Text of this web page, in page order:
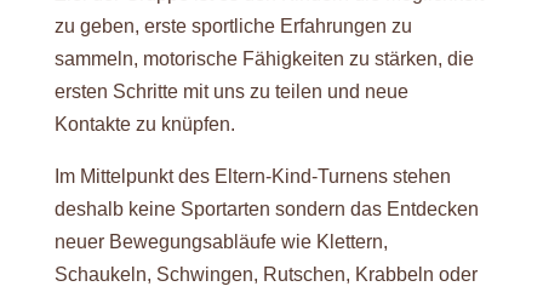
zu geben, erste sportliche Erfahrungen zu
sammeln, motorische Fähigkeiten zu stärken, die
ersten Schritte mit uns zu teilen und neue
Kontakte zu knüpfen.
Im Mittelpunkt des Eltern-Kind-Turnens stehen
deshalb keine Sportarten sondern das Entdecken
neuer Bewegungsabläufe wie Klettern,
Schaukeln, Schwingen, Rutschen, Krabbeln oder